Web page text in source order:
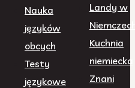
Nauka
języków
obcych
Testy
językowe
Landy w
Kuchnia
niemiecka
Znani